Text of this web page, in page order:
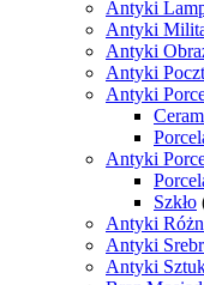
Antyki
Antyki
Antyki
Antyki
Antyki
Antyki
Szkło
Antyki
Antyki
Antyki